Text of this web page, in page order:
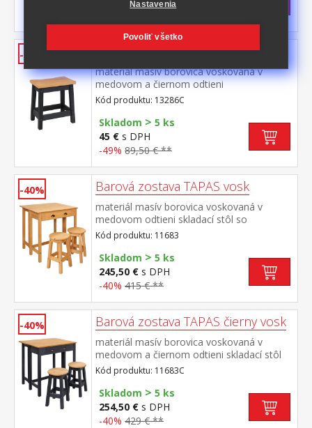
-49% Japonská stolička čierny vosk
materiál masív borovica voskovaná v
medovom a čiernom odtieni
Kód produktu: 13286C
Skladom > 5 ks
45 € s DPH
-49% 89,50 € **
-40% Barová zostava TAPAS vosk
materiál masív borovica voskovaná v
medovom odtieni skladací stôl so
zásuvkou, dve barové stoličky rozmer
zloženého stola (š/h/v) 80 × 42 × 84
cm rozmer rozloženého stola (š/h/v) 80 ×
72 × 84 cm rozmer stoličky (š/h/v) 30 × 30 ×
51 cm
Kód produktu: 11683
Skladom > 5 ks
245,50 € s DPH
-40% 415 € **
-40% Barová zostava TAPAS čierny vosk
materiál masív borovica voskovaná v
medovom a čiernom odtieni skladací stôl
so zásuvkou, dve barové stoličky rozmer
zloženého stola (š/h/v) 80 × 42 × 84
cm rozmer rozloženého stola (š/h/v) 80 ×
72 × 84 cm rozmer stoličky (š/h/v) 30 × 30 ×
51 cm
Kód produktu: 11683C
Skladom > 5 ks
254,50 € s DPH
-40% 429 € **
Nastavenia
Povoliť všetko